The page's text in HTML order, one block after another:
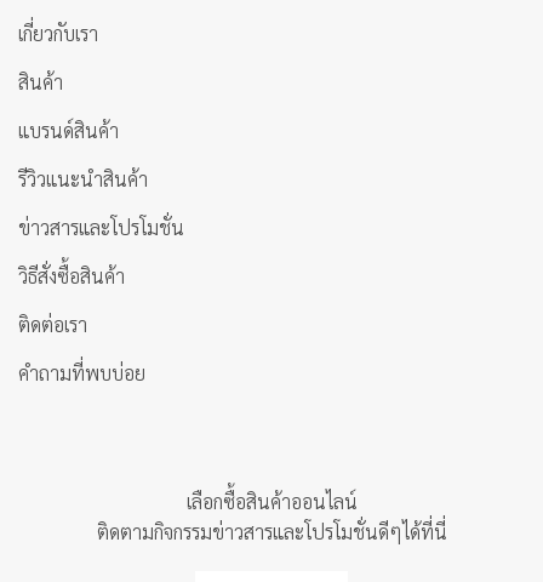
เกี่ยวกับเรา
สินค้า
แบรนด์สินค้า
รีวิวแนะนำสินค้า
ข่าวสารและโปรโมชั่น
วิธีสั่งซื้อสินค้า
ติดต่อเรา
คำถามที่พบบ่อย
เลือกซื้อสินค้าออนไลน์
ติดตามกิจกรรมข่าวสารและโปรโมชั่นดีๆได้ที่นี่